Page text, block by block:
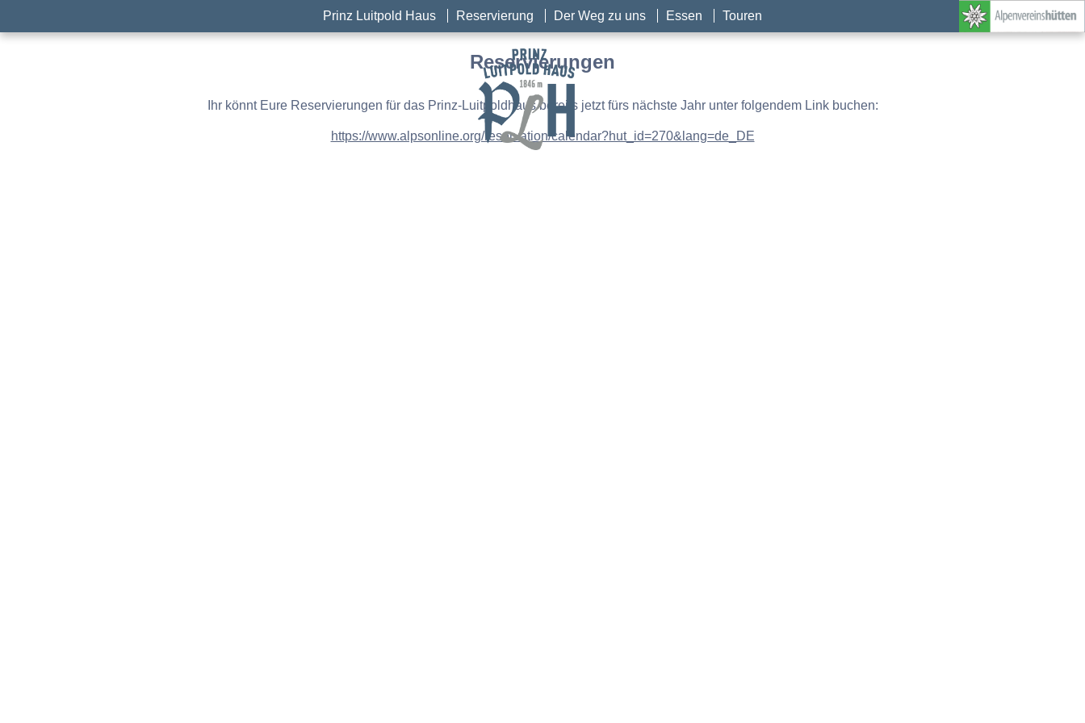
Prinz Luitpold Haus Reservierung Der Weg zu uns Essen Touren
Reservierungen
Ihr könnt Eure Reservierungen für das Prinz-Luitpoldhaus bereits jetzt fürs nächste Jahr unter folgendem Link buchen:
https://www.alpsonline.org/reservation/calendar?hut_id=270&lang=de_DE